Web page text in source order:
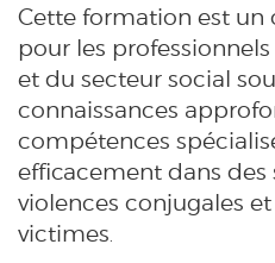
Cette formation est un
pour les
et du secteur social
connaissances
compétences
efficacement dans des
violences conjugales
victimes